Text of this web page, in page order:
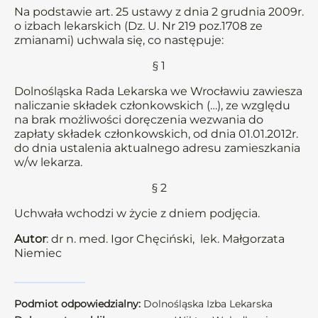
Na podstawie art. 25 ustawy z dnia 2 grudnia 2009r.
o izbach lekarskich (Dz. U. Nr 219 poz.1708 ze
zmianami) uchwala się, co następuje:
§ 1
Dolnośląska Rada Lekarska we Wrocławiu zawiesza
naliczanie składek członkowskich (…), ze względu
na brak możliwości doręczenia wezwania do
zapłaty składek członkowskich, od dnia 01.01.2012r.
do dnia ustalenia aktualnego adresu zamieszkania
w/w lekarza.
§ 2
Uchwała wchodzi w życie z dniem podjęcia.
Autor: dr n. med. Igor Chęciński, lek. Małgorzata
Niemiec
Podmiot odpowiedzialny: Dolnośląska Izba Lekarska